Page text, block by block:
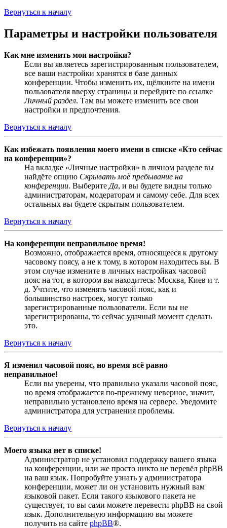
Вернуться к началу
Параметры и настройки пользователя
Как мне изменить мои настройки?
Если вы являетесь зарегистрированным пользователем,
все ваши настройки хранятся в базе данных
конференции. Чтобы изменить их, щёлкните на имени
пользователя вверху страницы и перейдите по ссылке
Личный раздел. Там вы можете изменить все свои
настройки и предпочтения.
Вернуться к началу
Как избежать появления моего имени в списке «Кто сейчас
на конференции»?
На вкладке «Личные настройки» в личном разделе вы
найдёте опцию Скрывать моё пребывание на
конференции. Выберите Да, и вы будете видны только
администраторам, модераторам и самому себе. Для всех
остальных вы будете скрытым пользователем.
Вернуться к началу
На конференции неправильное время!
Возможно, отображается время, относящееся к другому
часовому поясу, а не к тому, в котором находитесь вы. В
этом случае измените в личных настройках часовой
пояс на тот, в котором вы находитесь: Москва, Киев и т.
д. Учтите, что изменять часовой пояс, как и
большинство настроек, могут только
зарегистрированные пользователи. Если вы не
зарегистрированы, то сейчас удачный момент сделать
это.
Вернуться к началу
Я изменил часовой пояс, но время всё равно
неправильное!
Если вы уверены, что правильно указали часовой пояс,
но время отображается по-прежнему неверное, значит,
неправильно установлено время на сервере. Уведомите
администратора для устранения проблемы.
Вернуться к началу
Моего языка нет в списке!
Администратор не установил поддержку вашего языка
на конференции, или же просто никто не перевёл phpBB
на ваш язык. Попробуйте узнать у администратора
конференции, может ли он установить нужный вам
языковой пакет. Если такого языкового пакета не
существует, то вы сами можете перевести phpBB на свой
язык. Дополнительную информацию вы можете
получить на сайте phpBB®.